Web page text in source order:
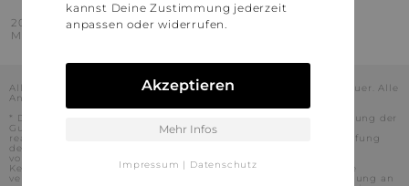
2016 - 2026 © Stylaholic.
Made for you with love in munich.
Alle Preise inkl. der jeweils geltenden gesetzlichen Mehrwertsteuer. Alle
Angaben ohne Gewähr.
* Die angezeigten Preise beinhalten Rabatte, die durch die Nutzung der
Gutschein-Codes auf den Seiten unserer Partner voraussichtlich
realisiert werden können. Stylaholic führt keine vollständige Prüfung
der Gutschein-Codes durch und es kann daher in Einzelfällen
vorkommen, dass die Gutscheine abweichend von unserem
Kenntnisstand bei dem jeweiligen Shop nicht oder nur teilweise
verwendet werden können. Darüber hinaus kann deren Verwendung an
kannst Deine Zustimmung jederzeit
anpassen oder widerrufen.
Akzeptieren
Mehr Infos
Impressum | Datenschutz